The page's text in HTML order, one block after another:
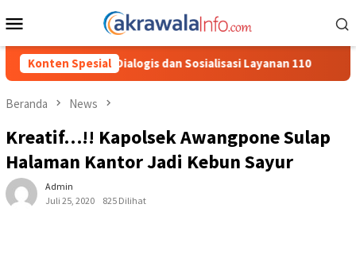
ke
Mobile
Konten Spesial
dan Sosialisasi Layanan 110 Jasa Raharja
Beranda News
Kreatif…!! Kapolsek Awangpone Sulap
Halaman Kantor Jadi Kebun Sayur
Admin
Juli 25, 2020
825 Dilihat